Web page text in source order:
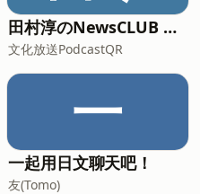
田村淳のNewsCLUB 今週のスゴい人
文化放送PodcastQR
一
一起用日文聊天吧！
友(Tomo)